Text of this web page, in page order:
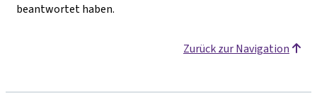
beantwortet haben.
Zurück zur Navigation